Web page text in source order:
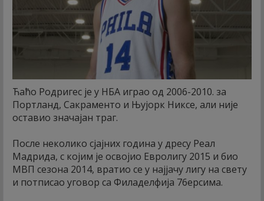
Ћаћо Родригес је у НБА играо од 2006-2010. за
Портланд, Сакраменто и Њујорк Никсе, али није
оставио значајан траг.
После неколико сјајних година у дресу Реал
Мадрида, с којим је освојио Евролигу 2015 и био
МВП сезона 2014, вратио се у најјачу лигу на свету
и потписао уговор са Филаделфија 76ерсима.